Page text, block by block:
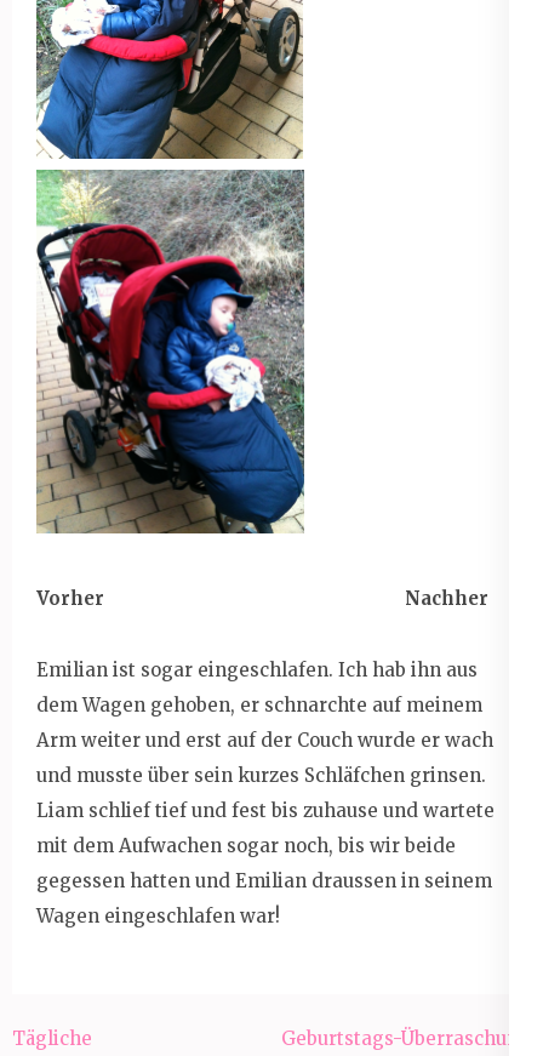
Vorher Nachher
Emilian ist sogar eingeschlafen. Ich hab ihn aus
dem Wagen gehoben, er schnarchte auf meinem
Arm weiter und erst auf der Couch wurde er wach
und musste über sein kurzes Schläfchen grinsen.
Liam schlief tief und fest bis zuhause und wartete
mit dem Aufwachen sogar noch, bis wir beide
gegessen hatten und Emilian draussen in seinem
Wagen eingeschlafen war!
Beitragsnavigation
Tägliche
Geburtstags-Überraschung